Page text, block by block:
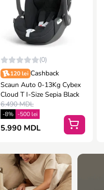
(0)
120 lei Cashback
Scaun Auto 0-13Kg Cybex
Cloud T I-Size Sepia Black
6.490 MDL
-8% -500 lei
5.990 MDL